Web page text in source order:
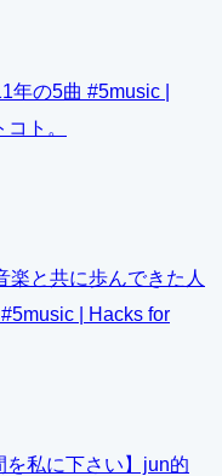
年の5曲 #5music |
ト。
楽と共に歩んできた人
| Hacks for
を私に下さい】jun的